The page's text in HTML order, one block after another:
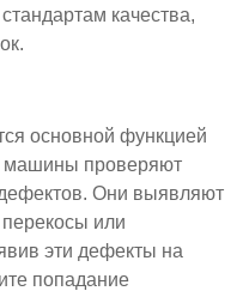
качества,
основной функцией
машины проверяют
Они выявляют
или
эти дефекты на
попадание